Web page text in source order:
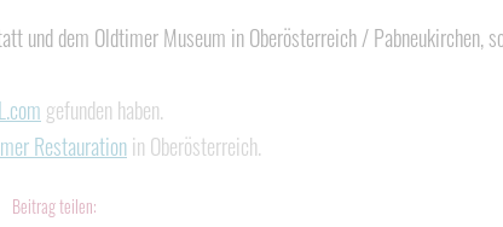
und dem Oldtimer Museum in Oberösterreich / Pabneukirchen,
gefunden haben.
Restaurationin Oberösterreich.
Beitrag teilen: